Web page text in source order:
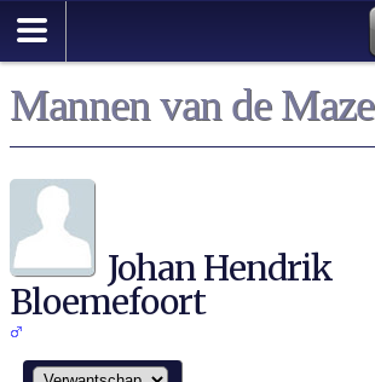
Mannen van de Maze
Johan Hendrik
Bloemefoort